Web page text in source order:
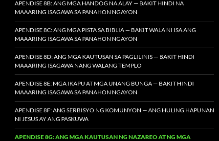
APENDISE 8B: ANG MGA HANDOG NA ALAY — BAKIT HINDI NA
MAAARING ISAGAWA SA PANAHON NGAYON
APENDISE 8C: ANG MGA PISTA SA BIBLIA — BAKIT WALA NI ISA ANG
MAAARING ISAGAWA SA PANAHON NGAYON
APENDISE 8D: ANG MGA KAUTUSAN SA PAGLILINIS — BAKIT HINDI
MAAARING ISAGAWA NANG WALANG TEMPLO
APENDISE 8E: MGA IKAPU AT MGA UNANG BUNGA — BAKIT HINDI
MAAARING ISAGAWA SA PANAHON NGAYON
APENDISE 8F: ANG SERBISYO NG KOMUNYON — ANG HULING HAPUNAN
NI JESUS AY ANG PASKUWA
APENDISE 8G: ANG MGA KAUTUSAN NG NAZAREO AT NG MGA